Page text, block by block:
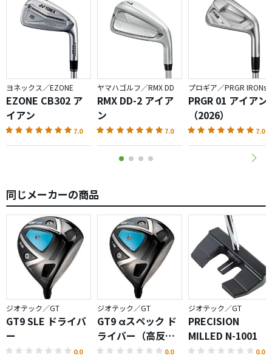
ヨネックス／EZONE
EZONE CB302 ア
イアン
7.0
ヤマハゴルフ／RMX DD
RMX DD-2 アイア
ン
7.0
プロギア／PRGR IRONs
PRGR 01 アイアン
（2026）
7.0
同じメーカーの商品
ジオテック／GT
GT9 SLE ドライバ
ー
0.0
ジオテック／GT
GT9 αスペック ド
ライバー（高反
発）
0.0
ジオテック／GT
PRECISION
MILLED N-1001
0.0